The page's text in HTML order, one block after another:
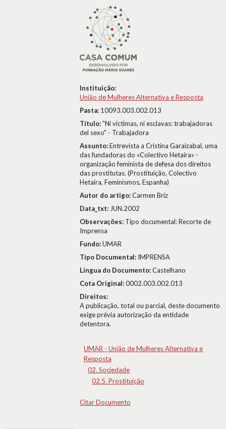
Instituição:
União de Mulheres Alternativa e Resposta
Pasta: 10093.003.002.013
Título:"Ni víctimas, ni esclavas: trabajadoras
del sexo" - Trabajadora
Assunto:Entrevista a Cristina Garaizabal, uma
das fundadoras do «Colectivo Hetaira» -
organização feminista de defesa dos direitos
das prostitutas. (Prostituição, Colectivo
Hetaira, Feminismos, Espanha)
Autor do artigo:Carmen Briz
Data_txt: JUN.2002
Observações: Tipo documental: Recorte de
Imprensa
Fundo:UMAR
Tipo Documental: IMPRENSA
Língua do Documento:Castelhano
Cota Original:0002.003.002.013
Direitos:
A publicação, total ou parcial, deste documento
exige prévia autorização da entidade
detentora.
UMAR - União de Mulheres Alternativa e
Resposta
02. Sociedade
02.5. Prostituição
Citar Documento